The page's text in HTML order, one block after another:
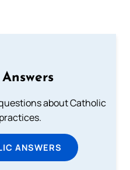
about Catholic
ANSWERS